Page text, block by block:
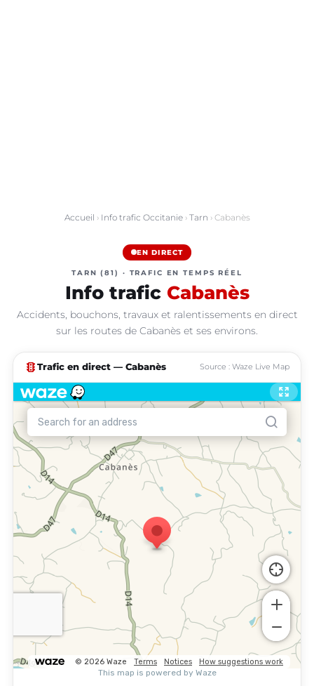
Accueil › Info trafic Occitanie› Tarn › Cabanès
EN DIRECT
TARN (81) · TRAFIC EN TEMPS RÉEL
Info trafic Cabanès
Accidents, bouchons, travaux et ralentissements en direct
sur les routes de Cabanès et ses environs.
traffic Trafic en direct — Cabanès Source : Waze Live Map